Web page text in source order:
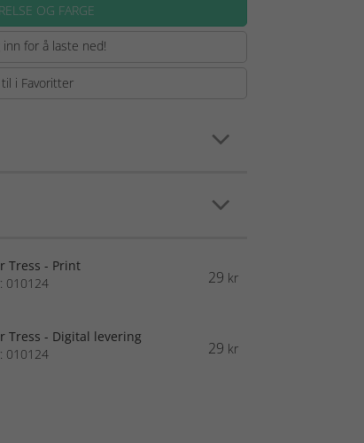
OG FARGE
for å laste ned!
i Favoritter
Tress - Print
010124
29 kr
Tress - Digital levering
010124
29 kr